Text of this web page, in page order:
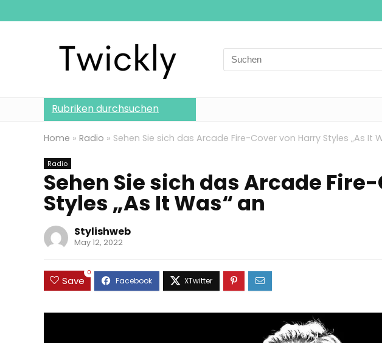
Search
for:
Rubriken durchsuchen
Home » Radio » Sehen Sie sich das Arcade Fire-Cover von Harry Styles „As It
Radio
Sehen Sie sich das Arcade
Styles „As It Was“ an
Stylishweb
May 12, 2022
Save
0